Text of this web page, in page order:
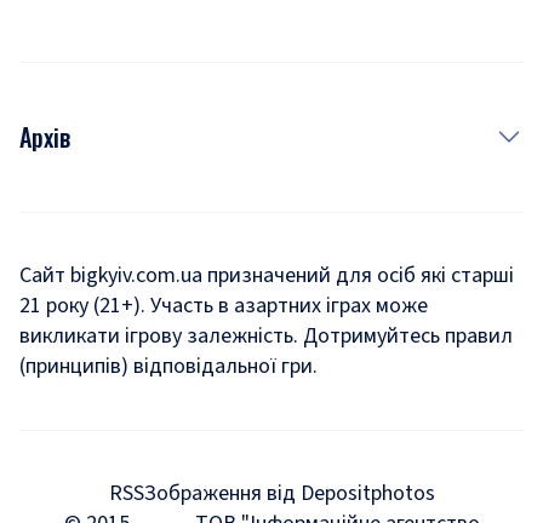
Архів
Комуналка
Хроніки війни
Мегаполіс
Сайт bigkyiv.com.ua призначений для осіб які старші
21 року (21+). Участь в азартних іграх може
викликати ігрову залежність. Дотримуйтесь правил
(принципів) відповідальної гри.
RSSЗображення від Depositphotos